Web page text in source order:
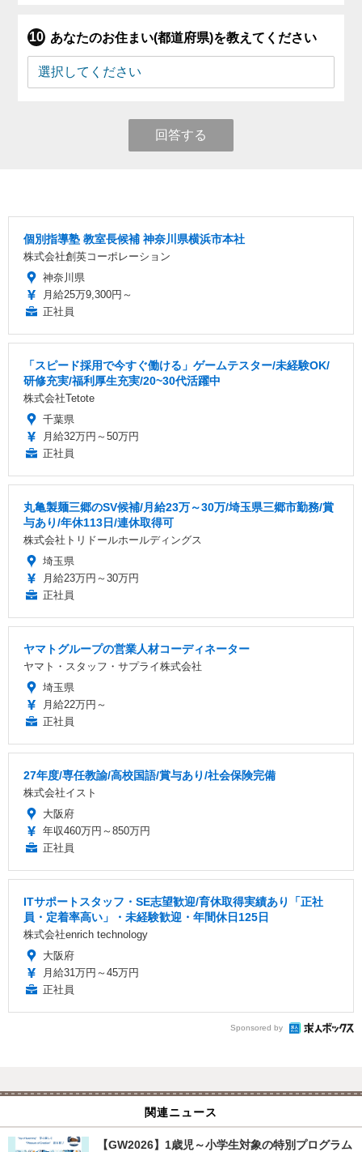
あなたのお住まい(都道府県)を教えてください
回答する
個別指導塾 教室長候補 神奈川県横浜市本社
株式会社創英コーポレーション
神奈川県
月給25万9,300円～
正社員
「スピード採用で今すぐ働ける」ゲームテスター/未経験OK/
研修充実/福利厚生充実/20~30代活躍中
株式会社Tetote
千葉県
月給32万円～50万円
正社員
丸亀製麺三郷のSV候補/月給23万～30万/埼玉県三郷市勤務/賞
与あり/年休113日/連休取得可
株式会社トリドールホールディングス
埼玉県
月給23万円～30万円
正社員
ヤマトグループの営業人材コーディネーター
ヤマト・スタッフ・サプライ株式会社
埼玉県
月給22万円～
正社員
27年度/専任教諭/高校国語/賞与あり/社会保険完備
株式会社イスト
大阪府
年収460万円～850万円
正社員
ITサポートスタッフ・SE志望歓迎/育休取得実績あり「正社
員・定着率高い」・未経験歓迎・年間休日125日
株式会社enrich technology
大阪府
月給31万円～45万円
正社員
Sponsored by
関連ニュース
【GW2026】1歳児～小学生対象の特別プログラム